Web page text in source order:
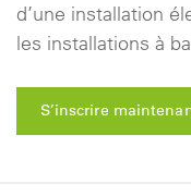
d’une installation
les installations à
S’inscrire